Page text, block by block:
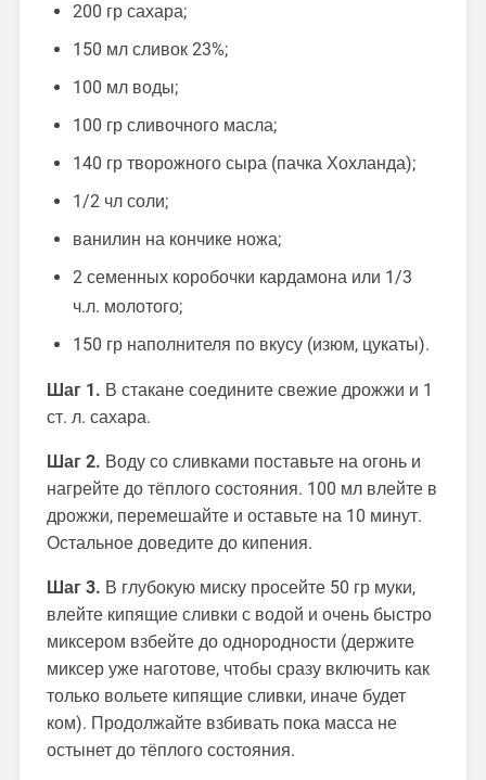
200 гр сахара;
150 мл сливок 23%;
100 мл воды;
100 гр сливочного масла;
140 гр творожного сыра (пачка Хохланда);
1/2 чл соли;
ванилин на кончике ножа;
2 семенных коробочки кардамона или 1/3
ч.л. молотого;
150 гр наполнителя по вкусу (изюм, цукаты).
Шаг 1. В стакане соедините свежие дрожжи и 1
ст. л. сахара.
Шаг 2. Воду со сливками поставьте на огонь и
нагрейте до тёплого состояния. 100 мл влейте в
дрожжи, перемешайте и оставьте на 10 минут.
Остальное доведите до кипения.
Шаг 3. В глубокую миску просейте 50 гр муки,
влейте кипящие сливки с водой и очень быстро
миксером взбейте до однородности (держите
миксер уже наготове, чтобы сразу включить как
только вольете кипящие сливки, иначе будет
ком). Продолжайте взбивать пока масса не
остынет до тёплого состояния.